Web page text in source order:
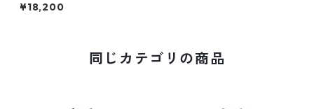
¥18,200
同じカテゴリの商品